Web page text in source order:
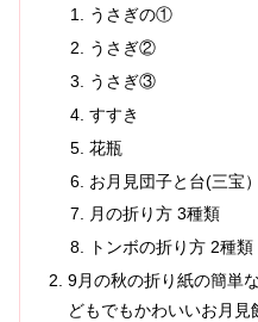
うさぎの①
うさぎ②
うさぎ③
すすき
花瓶
お月見団子と台(三宝
月の折り方 3種類
トンボの折り方 2種類
9月の秋の折り紙の簡単
どもでもかわいいお月見